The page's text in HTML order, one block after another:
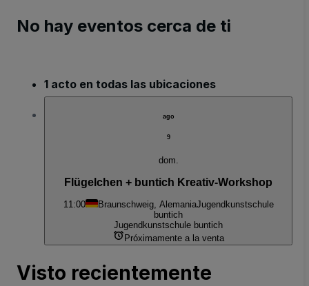
No hay eventos cerca de ti
1 acto en todas las ubicaciones
ago
9
dom.
Flügelchen + buntich Kreativ-Workshop
11:00 Braunschweig, AlemaniaJugendkunstschule
buntich
Jugendkunstschule buntich
Próximamente a la venta
Visto recientemente